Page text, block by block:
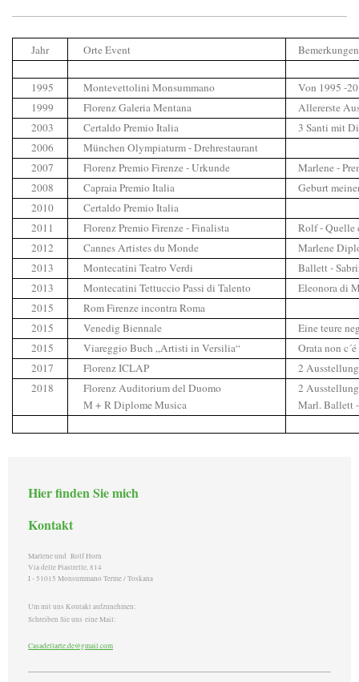
Jahr Orte Event Bemerkungen
1995 Montevettolini Monsummano
Von 1995 -
1999
Florenz Galeria Mentana
Allererste
2003
Certaldo Premio Italia
3 Santi mit
2006
München Olympiaturm - Drehrestaurant
2007
Florenz Premio Firenze - Urkunde
Marlene -
2008
Capraia Premio Italia
Geburt
2010
Certaldo Premio Italia
2011
Florenz Premio Firenze - Finalista
Rolf - Quelle
2012
Cannes Artistes du Monde
Marlene
2013
Montecatini Teatro Verdi
Ballett -
2013
Montecatini Tettuccio Passi di Talento
Eleonora di
2015
Rom Firenze incontra Roma
2015
Venedig Biennale
Eine teure
2015
Viareggio Buch „Artisti in Versilia“
Orata non c´é
2017
Florenz ICLAP
2
2018
Florenz Auditorium del Duomo
M + R Diplome Musica
2
Marl. Ballett
Hier finden Sie mich
Kontakt
Marlene und Rolf Horn
Via delle Piastrelle, 814
I - 51015 Monsummano Terme / Toskana
Um mit uns Kontakt aufzunehmen:
Schreiben Sie uns eine Mail:
Casadellarte.de@gmail.com